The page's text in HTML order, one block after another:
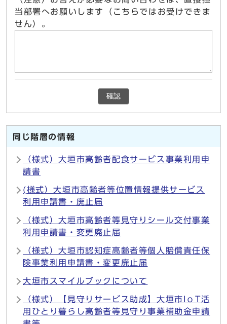
当部署へお願いします（こちらではお受けできま
せん）。
確認
同じ階層の情報
（様式）大垣市高齢者配食サービス事業利用申
請書
(様式）大垣市高齢者等位置情報提供サービス
利用申請書・廃止届
（様式）大垣市高齢者等見守りシール交付事業
利用申請書・変更廃止届
（様式）大垣市認知症高齢者等個人賠償責任保
険事業利用申請書・変更廃止届
大垣市スマイルブックについて
（様式）【見守りサービス助成】大垣市IоT活
用ひとり暮らし高齢者等見守り事業補助金申請